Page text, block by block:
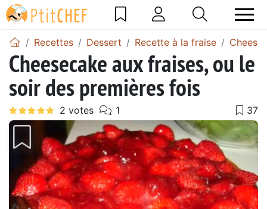
Recettes Dessert Recette à la fraise
Cheesecake aux fraises, ou le
soir des premières fois